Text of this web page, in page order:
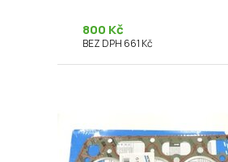
800 Kč
BEZ DPH 661 Kč